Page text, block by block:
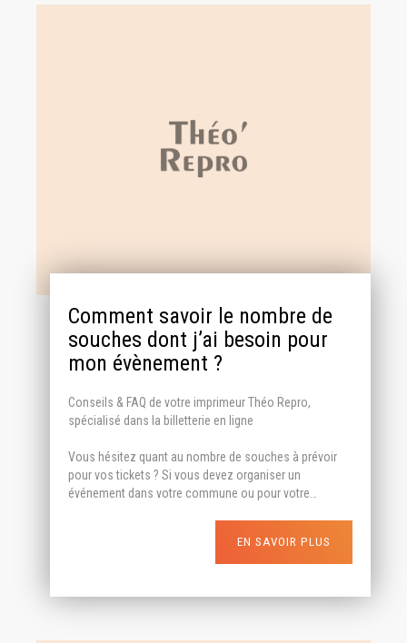
Comment savoir le nombre de
souches dont j’ai besoin pour
mon évènement ?
Conseils & FAQ de votre imprimeur Théo Repro,
spécialisé dans la billetterie en ligne
Vous hésitez quant au nombre de souches à prévoir
pour vos tickets ? Si vous devez organiser un
événement dans votre commune ou pour votre…
EN SAVOIR PLUS